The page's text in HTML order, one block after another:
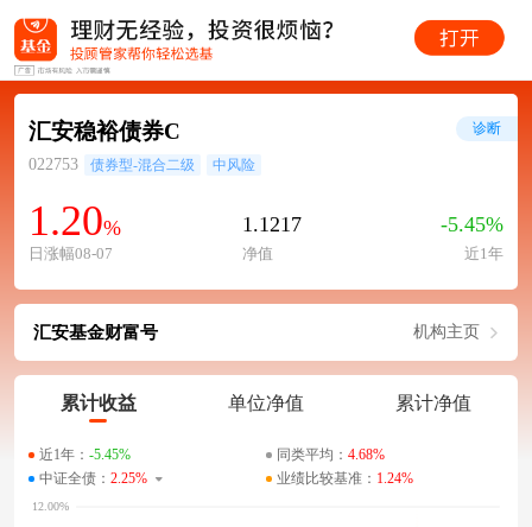
汇安稳裕债券C
022753 债券型-混合二级 中风险
1.20%
日涨幅08-07
1.1217
净值
-5.45%
近1年
诊断
汇安基金财富号 机构主页
累计收益 单位净值 累计净值
近1年： -5.45% 同类平均： 4.68%
中证全债： 2.25% 业绩比较基准： 1.24%